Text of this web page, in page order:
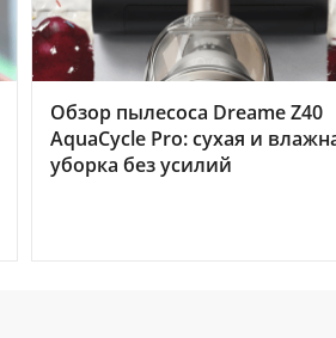
Обзор пылесоса Dreame Z40
AquaCycle Pro: сухая и
уборка без усилий